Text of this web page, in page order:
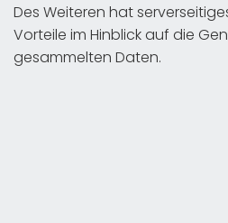
Des Weiteren hat
Vorteile im Hinblick auf die
gesammelten Daten.